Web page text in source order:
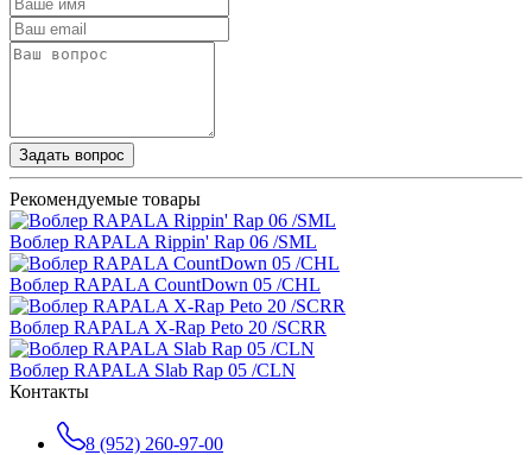
Задать вопрос
Рекомендуемые товары
Воблер RAPALA Rippin' Rap 06 /SML
Воблер RAPALA CountDown 05 /CHL
Воблер RAPALA X-Rap Peto 20 /SCRR
Воблер RAPALA Slab Rap 05 /CLN
Контакты
8 (952) 260-97-00